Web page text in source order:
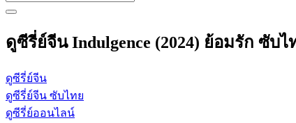
ดูซีรี่ย์จีน Indulgence (2024) ย้อมรัก ซับ
ดูซีรี่ย์จีน
ดูซีรี่ย์จีน ซับไทย
ดูซีรี่ย์ออนไลน์